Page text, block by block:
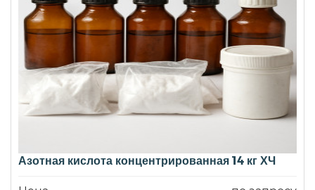
Азотная кислота концентрированная 14 кг ХЧ